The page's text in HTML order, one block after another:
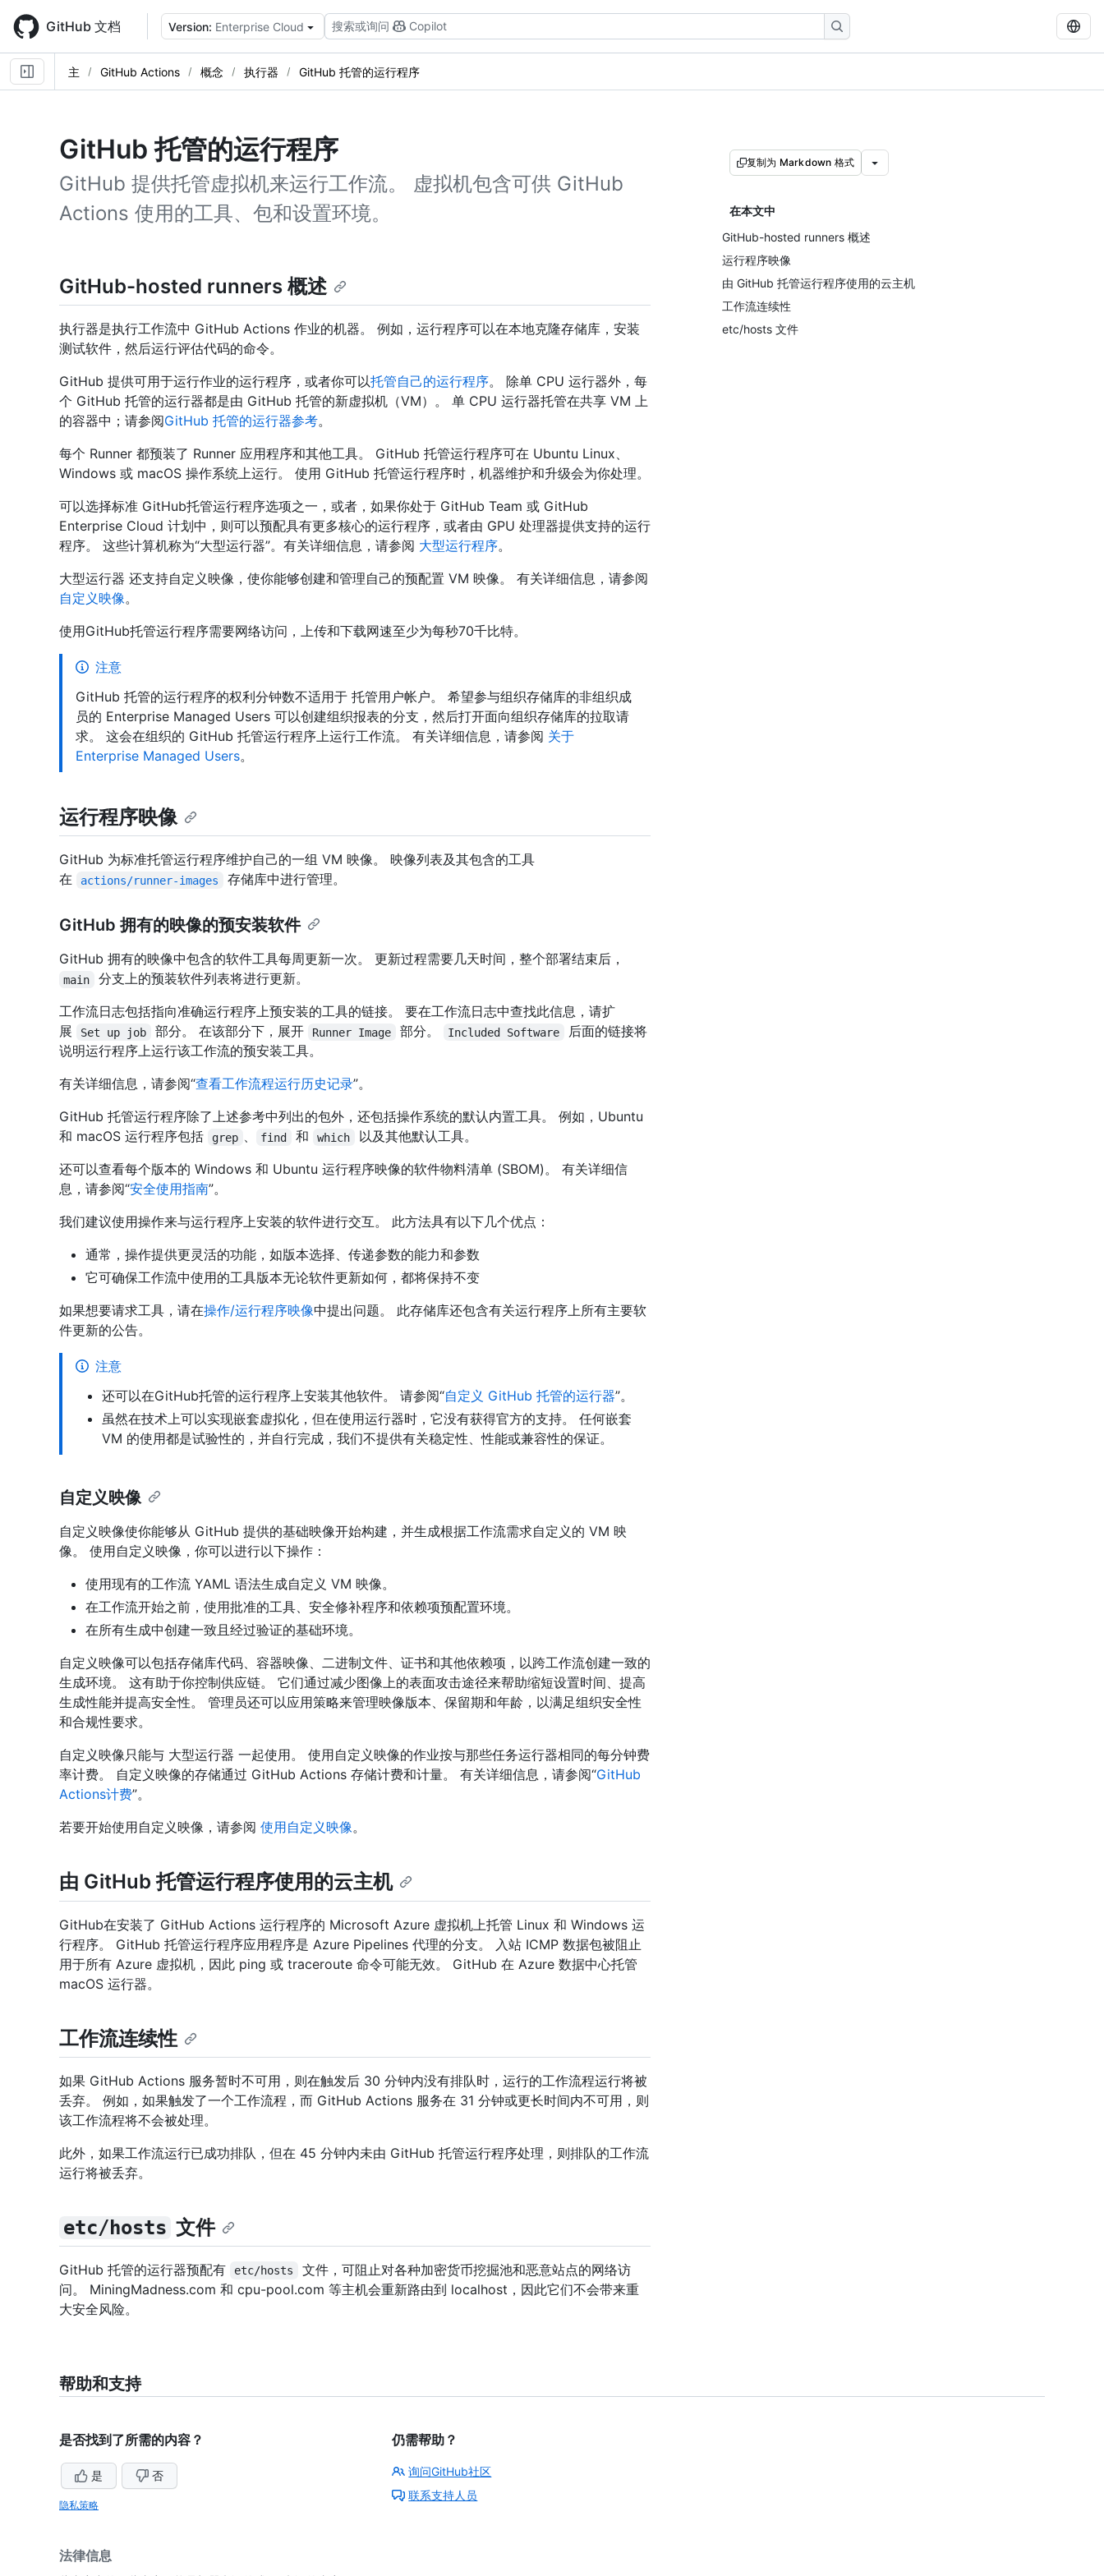
main
content
GitHub 文档 Version: Enterprise Cloud 搜索或询问 Copilot
主 GitHub Actions 概念 执行器 GitHub 托管的运行程序
GitHub 托管的运行程序
GitHub 提供托管虚拟机来运行工作流。 虚拟机包含可供 GitHub
Actions 使用的工具、包和设置环境。
复制为 Markdown 格式
在本文中
GitHub-hosted runners 概述
运行程序映像
由 GitHub 托管运行程序使用的云主机
工作流连续性
etc/hosts 文件
GitHub-hosted runners 概述
执行器是执行工作流中 GitHub Actions 作业的机器。 例如，运行程序可以在本地克隆存储库，安装
测试软件，然后运行评估代码的命令。
GitHub 提供可用于运行作业的运行程序，或者你可以托管自己的运行程序。 除单 CPU 运行器外，每
个 GitHub 托管的运行器都是由 GitHub 托管的新虚拟机（VM）。 单 CPU 运行器托管在共享 VM 上
的容器中；请参阅GitHub 托管的运行器参考。
每个 Runner 都预装了 Runner 应用程序和其他工具。 GitHub 托管运行程序可在 Ubuntu Linux、
Windows 或 macOS 操作系统上运行。 使用 GitHub 托管运行程序时，机器维护和升级会为你处理。
可以选择标准 GitHub托管运行程序选项之一，或者，如果你处于 GitHub Team 或 GitHub
Enterprise Cloud 计划中，则可以预配具有更多核心的运行程序，或者由 GPU 处理器提供支持的运行
程序。 这些计算机称为“大型运行器”。有关详细信息，请参阅 大型运行程序。
大型运行器 还支持自定义映像，使你能够创建和管理自己的预配置 VM 映像。 有关详细信息，请参阅
自定义映像。
使用GitHub托管运行程序需要网络访问，上传和下载网速至少为每秒70千比特。
注意
GitHub 托管的运行程序的权利分钟数不适用于 托管用户帐户。 希望参与组织存储库的非组织成
员的 Enterprise Managed Users 可以创建组织报表的分支，然后打开面向组织存储库的拉取请
求。 这会在组织的 GitHub 托管运行程序上运行工作流。 有关详细信息，请参阅 关于
Enterprise Managed Users。
运行程序映像
GitHub 为标准托管运行程序维护自己的一组 VM 映像。 映像列表及其包含的工具
在
actions/runner-images 存储库中进行管理。
GitHub 拥有的映像的预安装软件
GitHub 拥有的映像中包含的软件工具每周更新一次。 更新过程需要几天时间，整个部署结束后，
main
分支上的预装软件列表将进行更新。
工作流日志包括指向准确运行程序上预安装的工具的链接。 要在工作流日志中查找此信息，请扩
展
Set up job 部分。 在该部分下，展开 Runner Image 部分。 Included Software
后面的链接将
说明运行程序上运行该工作流的预安装工具。
有关详细信息，请参阅“查看工作流程运行历史记录”。
GitHub 托管运行程序除了上述参考中列出的包外，还包括操作系统的默认内置工具。 例如，Ubuntu
和 macOS 运行程序包括
grep 、 find 和 which
以及其他默认工具。
还可以查看每个版本的 Windows 和 Ubuntu 运行程序映像的软件物料清单 (SBOM)。 有关详细信
息，请参阅“安全使用指南”。
我们建议使用操作来与运行程序上安装的软件进行交互。 此方法具有以下几个优点：
通常，操作提供更灵活的功能，如版本选择、传递参数的能力和参数
它可确保工作流中使用的工具版本无论软件更新如何，都将保持不变
如果想要请求工具，请在操作/运行程序映像中提出问题。 此存储库还包含有关运行程序上所有主要软
件更新的公告。
注意
还可以在GitHub托管的运行程序上安装其他软件。 请参阅“自定义 GitHub 托管的运行器”。
虽然在技术上可以实现嵌套虚拟化，但在使用运行器时，它没有获得官方的支持。 任何嵌套
VM 的使用都是试验性的，并自行完成，我们不提供有关稳定性、性能或兼容性的保证。
自定义映像
自定义映像使你能够从 GitHub 提供的基础映像开始构建，并生成根据工作流需求自定义的 VM 映
像。 使用自定义映像，你可以进行以下操作：
使用现有的工作流 YAML 语法生成自定义 VM 映像。
在工作流开始之前，使用批准的工具、安全修补程序和依赖项预配置环境。
在所有生成中创建一致且经过验证的基础环境。
自定义映像可以包括存储库代码、容器映像、二进制文件、证书和其他依赖项，以跨工作流创建一致的
生成环境。 这有助于你控制供应链。 它们通过减少图像上的表面攻击途径来帮助缩短设置时间、提高
生成性能并提高安全性。 管理员还可以应用策略来管理映像版本、保留期和年龄，以满足组织安全性
和合规性要求。
自定义映像只能与 大型运行器 一起使用。 使用自定义映像的作业按与那些任务运行器相同的每分钟费
率计费。 自定义映像的存储通过 GitHub Actions 存储计费和计量。 有关详细信息，请参阅“GitHub
Actions计费”。
若要开始使用自定义映像，请参阅 使用自定义映像。
由 GitHub 托管运行程序使用的云主机
GitHub在安装了 GitHub Actions 运行程序的 Microsoft Azure 虚拟机上托管 Linux 和 Windows 运
行程序。 GitHub 托管运行程序应用程序是 Azure Pipelines 代理的分支。 入站 ICMP 数据包被阻止
用于所有 Azure 虚拟机，因此 ping 或 traceroute 命令可能无效。 GitHub 在 Azure 数据中心托管
macOS 运行器。
工作流连续性
如果 GitHub Actions 服务暂时不可用，则在触发后 30 分钟内没有排队时，运行的工作流程运行将被
丢弃。 例如，如果触发了一个工作流程，而 GitHub Actions 服务在 31 分钟或更长时间内不可用，则
该工作流程将不会被处理。
此外，如果工作流运行已成功排队，但在 45 分钟内未由 GitHub 托管运行程序处理，则排队的工作流
运行将被丢弃。
etc/hosts 文件
GitHub 托管的运行器预配有 etc/hosts
文件，可阻止对各种加密货币挖掘池和恶意站点的网络访
问。 MiningMadness.com 和 cpu-pool.com 等主机会重新路由到 localhost，因此它们不会带来重
大安全风险。
帮助和支持
是否找到了所需的内容？
是 否
隐私策略
仍需帮助？
询问GitHub社区
联系支持人员
法律信息